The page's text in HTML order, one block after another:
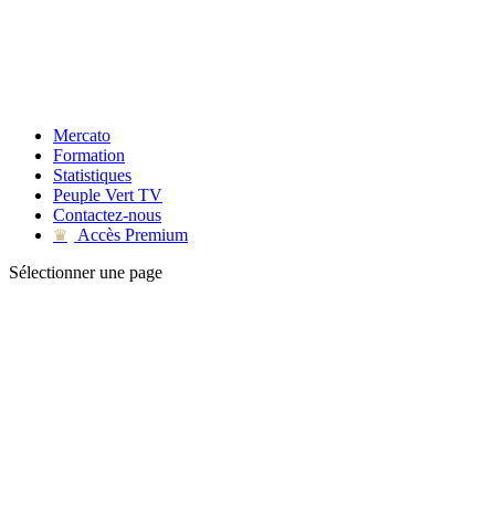
Mercato
Formation
Statistiques
Peuple Vert TV
Contactez-nous
♛
Accès Premium
Sélectionner une page